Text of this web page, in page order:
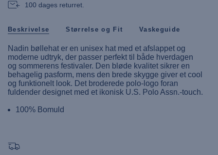
100 dages returret.
Beskrivelse Størrelse og Fit Vaskeguide
Nadin bøllehat er en unisex hat med et afslappet og
moderne udtryk, der passer perfekt til både hverdagen
og sommerens festivaler. Den bløde kvalitet sikrer en
behagelig pasform, mens den brede skygge giver et cool
og funktionelt look. Det broderede polo-logo foran
fuldender designet med et ikonisk U.S. Polo Assn.-touch.
100% Bomuld